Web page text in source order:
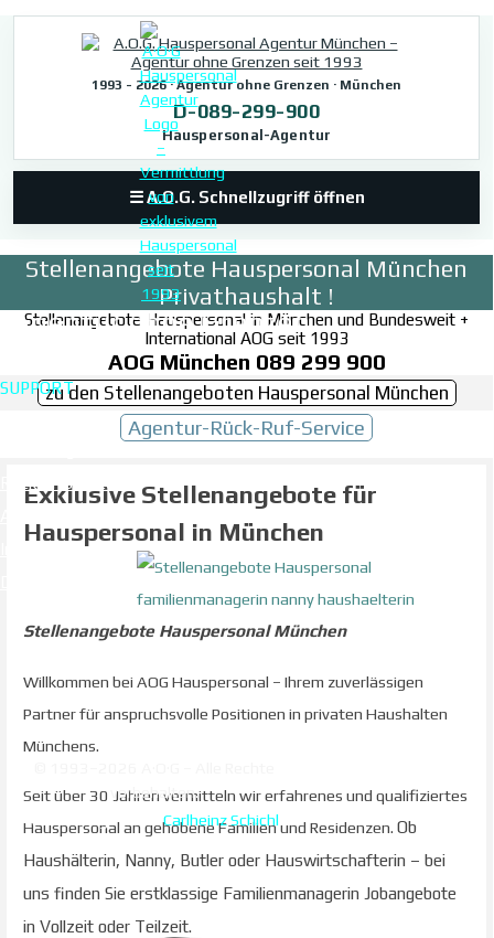
1993 - 2026 · Agentur ohne Grenzen · München
D-089-299-900
Hauspersonal-Agentur
☰ A.O.G. Schnellzugriff öffnen
Stellenangebote Hauspersonal München
Privathaushalt !
Stellenangebote Hauspersonal in München und Bundesweit +
International AOG seit 1993
AOG München 089 299 900
zu den Stellenangeboten Hauspersonal München
Agentur-Rück-Ruf-Service
Exklusive Stellenangebote für
Hauspersonal in München
Stellenangebote Hauspersonal München
Willkommen bei AOG Hauspersonal – Ihrem zuverlässigen
Partner für anspruchsvolle Positionen in privaten Haushalten
Münchens.
Seit über 30 Jahren vermitteln wir erfahrenes und qualifiziertes
Hauspersonal an gehobene Familien und Residenzen. Ob
Haushälterin, Nanny, Butler oder Hauswirtschafterin – bei
uns finden Sie erstklassige Familienmanagerin Jobangebote
in Vollzeit oder Teilzeit.
SUPPORT
Rückruf-Service
Agentur ohne Grenzen
seit 1993
Standort:
Stollbergstraße 18
vorbehalten.
Web-Design + SEOCarlheinz Schichl